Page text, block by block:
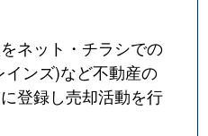
ネット・チラシでの
ンズ)など不動産の
登録し売却活動を行